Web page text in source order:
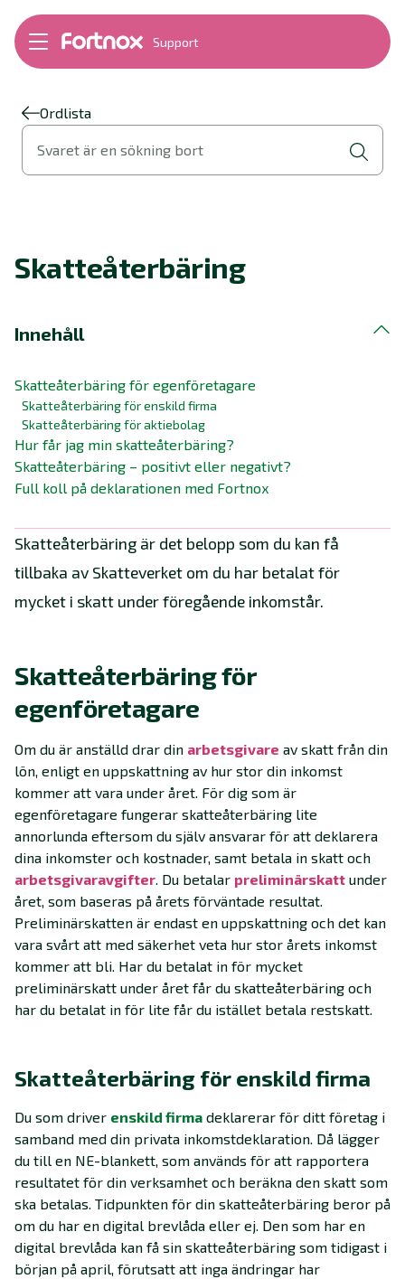
Support
Bokföring
Fakturering
Byt till Fortnox
Felsökning
Support Play
Ordlista
Svaret är en sökning bort
Skatteåterbäring
Innehåll
Skatteåterbäring för egenföretagare
Skatteåterbäring för enskild firma
Skatteåterbäring för aktiebolag
Hur får jag min skatteåterbäring?
Skatteåterbäring – positivt eller negativt?
Full koll på deklarationen med Fortnox
Skatteåterbäring är det belopp som du kan få
tillbaka av Skatteverket om du har betalat för
mycket i skatt under föregående inkomstår.
Skatteåterbäring för
egenföretagare
Om du är anställd drar din arbetsgivare av skatt från din
lön, enligt en uppskattning av hur stor din inkomst
kommer att vara under året. För dig som är
egenföretagare fungerar skatteåterbäring lite
annorlunda eftersom du själv ansvarar för att deklarera
dina inkomster och kostnader, samt betala in skatt och
arbetsgivaravgifter. Du betalar preliminärskatt under
året, som baseras på årets förväntade resultat.
Preliminärskatten är endast en uppskattning och det kan
vara svårt att med säkerhet veta hur stor årets inkomst
kommer att bli. Har du betalat in för mycket
preliminärskatt under året får du skatteåterbäring och
har du betalat in för lite får du istället betala restskatt.
Skatteåterbäring för enskild firma
Du som driver enskild firma deklarerar för ditt företag i
samband med din privata inkomstdeklaration. Då lägger
du till en NE-blankett, som används för att rapportera
resultatet för din verksamhet och beräkna den skatt som
ska betalas. Tidpunkten för din skatteåterbäring beror på
om du har en digital brevlåda eller ej. Den som har en
digital brevlåda kan få sin skatteåterbäring som tidigast i
början på april, förutsatt att inga ändringar har